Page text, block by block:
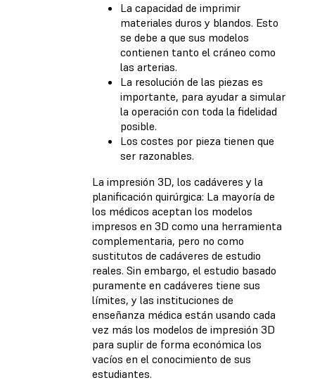
La capacidad de imprimir
materiales duros y blandos. Esto
se debe a que sus modelos
contienen tanto el cráneo como
las arterias.
La resolución de las piezas es
importante, para ayudar a simular
la operación con toda la fidelidad
posible.
Los costes por pieza tienen que
ser razonables.
La impresión 3D, los cadáveres y la
planificación quirúrgica: La mayoría de
los médicos aceptan los modelos
impresos en 3D como una herramienta
complementaria, pero no como
sustitutos de cadáveres de estudio
reales. Sin embargo, el estudio basado
puramente en cadáveres tiene sus
límites, y las instituciones de
enseñanza médica están usando cada
vez más los modelos de impresión 3D
para suplir de forma económica los
vacíos en el conocimiento de sus
estudiantes.